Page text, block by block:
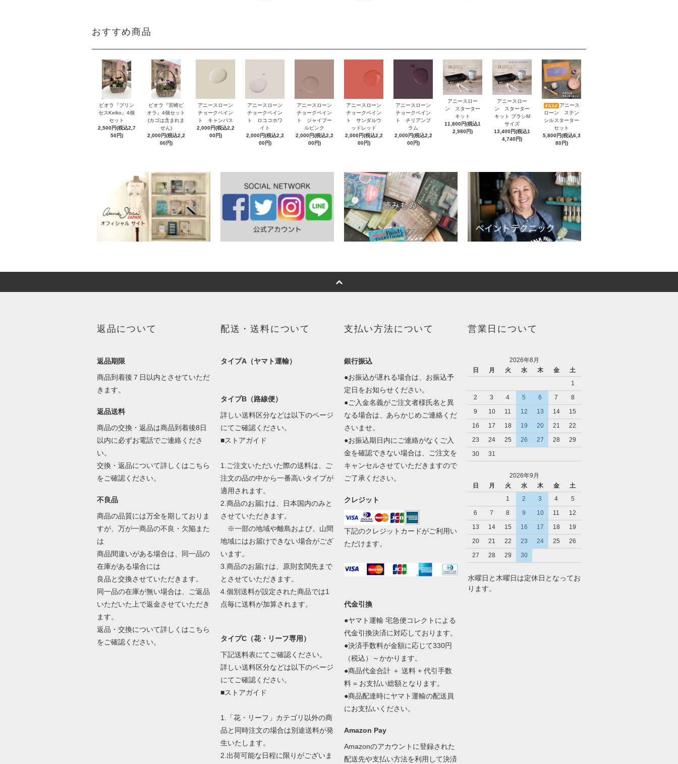
おすすめ商品
ビオラ『プリン
セスKeiko』4個
セット
2,500円(税込2,7
50円)
ビオラ『宮崎ビ
オラ』4個セット
(カゴは含まれま
せん)
2,000円(税込2,2
00円)
アニースローン
チョークペイン
ト キャンバス
2,000円(税込2,2
00円)
アニースローン
チョークペイン
ト ロココホワ
イト
2,000円(税込2,2
00円)
アニースローン
チョークペイン
ト ジャイプー
ルピンク
2,000円(税込2,2
00円)
アニースローン
チョークペイン
ト サンダルウ
ッドレッド
2,000円(税込2,2
00円)
アニースローン
チョークペイン
ト チリアンプ
ラム
2,000円(税込2,2
00円)
アニースロー
ン スターター
キット
11,800円(税込1
2,980円)
アニースロー
ン スターター
キット ブラシM
サイズ
13,400円(税込1
4,740円)
アニース
ローン ステン
シルスターター
セット
5,800円(税込6,3
80円)
返品について
返品期限
商品到着後７日以内とさせていただ
きます。
返品送料
商品の交換・返品は商品到着後8日
以内に必ずお電話でご連絡くださ
い。
交換・返品について詳しくはこちら
をご確認ください。
不良品
商品の品質には万全を期しておりま
すが、万が一商品の不良・欠陥また
は
商品間違いがある場合は、同一品の
在庫がある場合には
良品と交換させていただきます。
同一品の在庫が無い場合は、ご返品
いただいた上で返金させていただき
ます。
返品・交換について詳しくはこちら
をご確認ください。
配送・送料について
タイプA（ヤマト運輸）
タイプB（路線便）
詳しい送料区分などは以下のページ
にてご確認ください。
■ストアガイド
1.ご注文いただいた際の送料は、ご
注文の品の中から一番高いタイプが
適用されます。
2.商品のお届けは、日本国内のみと
させていただきます。
※一部の地域や離島および、山間
地域にはお届けできない場合がござ
います。
3.商品のお届けは、原則玄関先まで
とさせていただきます。
4.個別送料が設定された商品では1
点毎に送料が加算されます。
タイプC（花・リーフ専用）
下記送料表にてご確認ください。
詳しい送料区分などは以下のページ
にてご確認ください。
■ストアガイド
1.「花・リーフ」カテゴリ以外の商
品と同時注文の場合は別途送料が発
生いたします。
2.出荷可能な日程に限りがございま
支払い方法について
銀行振込
●お振込が遅れる場合は、お振込予
定日をお知らせください。
●ご入金名義がご注文者様氏名と異
なる場合は、あらかじめご連絡くだ
さいませ。
●お振込期日内にご連絡がなくご入
金を確認できない場合は、ご注文を
キャンセルさせていただきますので
ご了承ください。
クレジット
下記のクレジットカードがご利用い
ただけます。
代金引換
●ヤマト運輸 宅急便コレクトによる
代金引換決済に対応しております。
●決済手数料が金額に応じて330円
（税込）～かかります。
●商品代金合計 ＋ 送料 + 代引手数
料 = お支払い総額となります。
●商品配達時にヤマト運輸の配送員
にお支払いください。
Amazon Pay
Amazonのアカウントに登録された
配送先や支払い方法を利用して決済
営業日について
2026年8月
日
月 火 水 木 金
土
1
2
3 4 5 6 7
8
9
10 11 12 13 14
15
16
17 18 19 20 21
22
23
24 25 26 27 28
29
30
31
2026年9月
日
月 火 水 木 金
土
1
2 3 4
5
6
7 8 9 10 11
12
13
14 15 16 17 18
19
20
21 22 23 24 25
26
27
28 29 30
水曜日と木曜日は定休日となってお
ります。